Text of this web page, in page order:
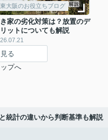
東大阪のお役立ちブログ
家の劣化対策は？放置のデ
リットについても解説
る
プへ
統計の違いから判断基準も解説